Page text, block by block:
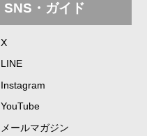
SNS・ガイド
X
LINE
Instagram
YouTube
メールマガジン